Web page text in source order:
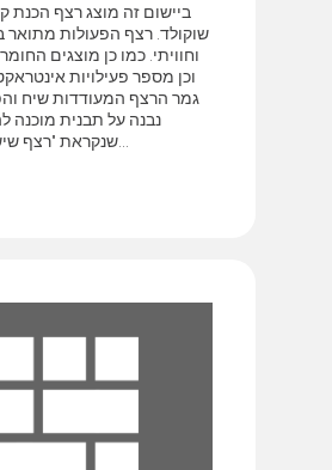
ביישום זה מוצג רצף הכנת
שוקולד. רצף הפעולות מתואר
וחוויתי. כמו כן מוצגים
וכן מספר פעילויות
גמר הרצף המעודדות שיח
נבנה על תבנית מוכנה